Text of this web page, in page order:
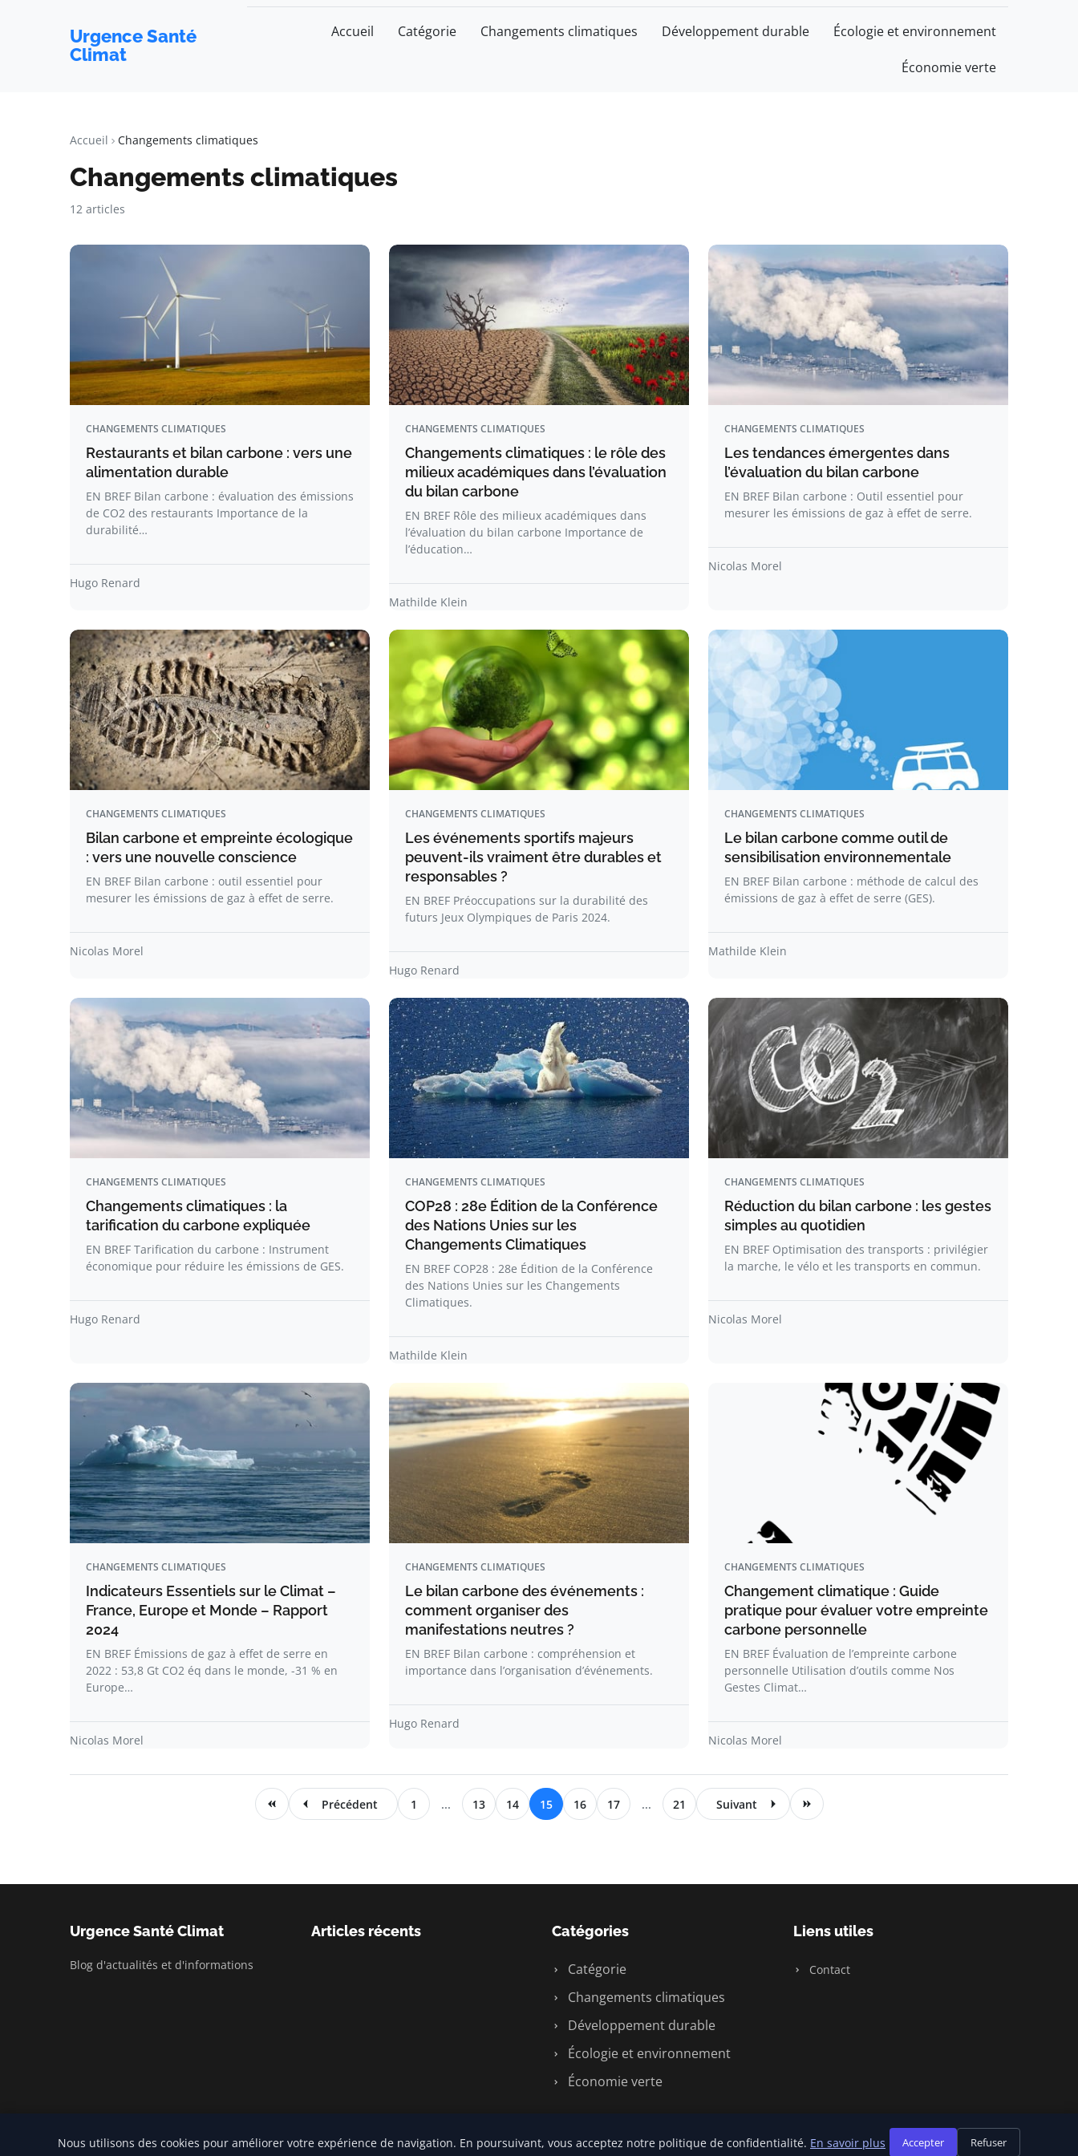
Urgence Santé
Climat
Accueil Catégorie Changements climatiques Développement durable Écologie et environnement
Économie verte
Accueil Changements climatiques
Changements climatiques
12 articles
CHANGEMENTS CLIMATIQUES
Restaurants et bilan carbone : vers une
alimentation durable
EN BREF Bilan carbone : évaluation des émissions
de CO2 des restaurants Importance de la
durabilité…
Hugo Renard
CHANGEMENTS CLIMATIQUES
Changements climatiques : le rôle des
milieux académiques dans l’évaluation
du bilan carbone
EN BREF Rôle des milieux académiques dans
l’évaluation du bilan carbone Importance de
l’éducation…
Mathilde Klein
CHANGEMENTS CLIMATIQUES
Les tendances émergentes dans
l’évaluation du bilan carbone
EN BREF Bilan carbone : Outil essentiel pour
mesurer les émissions de gaz à effet de serre.
Nicolas Morel
CHANGEMENTS CLIMATIQUES
Bilan carbone et empreinte écologique
: vers une nouvelle conscience
EN BREF Bilan carbone : outil essentiel pour
mesurer les émissions de gaz à effet de serre.
Nicolas Morel
CHANGEMENTS CLIMATIQUES
Les événements sportifs majeurs
peuvent-ils vraiment être durables et
responsables ?
EN BREF Préoccupations sur la durabilité des
futurs Jeux Olympiques de Paris 2024.
Hugo Renard
CHANGEMENTS CLIMATIQUES
Le bilan carbone comme outil de
sensibilisation environnementale
EN BREF Bilan carbone : méthode de calcul des
émissions de gaz à effet de serre (GES).
Mathilde Klein
CHANGEMENTS CLIMATIQUES
Changements climatiques : la
tarification du carbone expliquée
EN BREF Tarification du carbone : Instrument
économique pour réduire les émissions de GES.
Hugo Renard
CHANGEMENTS CLIMATIQUES
COP28 : 28e Édition de la Conférence
des Nations Unies sur les
Changements Climatiques
EN BREF COP28 : 28e Édition de la Conférence
des Nations Unies sur les Changements
Climatiques.
Mathilde Klein
CHANGEMENTS CLIMATIQUES
Réduction du bilan carbone : les gestes
simples au quotidien
EN BREF Optimisation des transports : privilégier
la marche, le vélo et les transports en commun.
Nicolas Morel
CHANGEMENTS CLIMATIQUES
Indicateurs Essentiels sur le Climat –
France, Europe et Monde – Rapport
2024
EN BREF Émissions de gaz à effet de serre en
2022 : 53,8 Gt CO2 éq dans le monde, -31 % en
Europe…
Nicolas Morel
CHANGEMENTS CLIMATIQUES
Le bilan carbone des événements :
comment organiser des
manifestations neutres ?
EN BREF Bilan carbone : compréhension et
importance dans l’organisation d’événements.
Hugo Renard
CHANGEMENTS CLIMATIQUES
Changement climatique : Guide
pratique pour évaluer votre empreinte
carbone personnelle
EN BREF Évaluation de l’empreinte carbone
personnelle Utilisation d’outils comme Nos
Gestes Climat…
Nicolas Morel
Précédent 1 ... 13 14 15 16 17 ... 21 Suivant
Urgence Santé Climat
Blog d'actualités et d'informations
Articles récents Catégories
Catégorie
Changements climatiques
Développement durable
Écologie et environnement
Économie verte
Liens utiles
Contact
© 2026 Urgence Santé Climat. Tous droits réservés. Plan du site
Nous utilisons des cookies pour améliorer votre expérience de navigation. En poursuivant, vous acceptez notre politique de confidentialité. En savoir plus Accepter Refuser